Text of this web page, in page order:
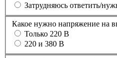
Затрудняюсь ответить/
Какое нужно напряжение на
Только 220 В
220 и 380 В